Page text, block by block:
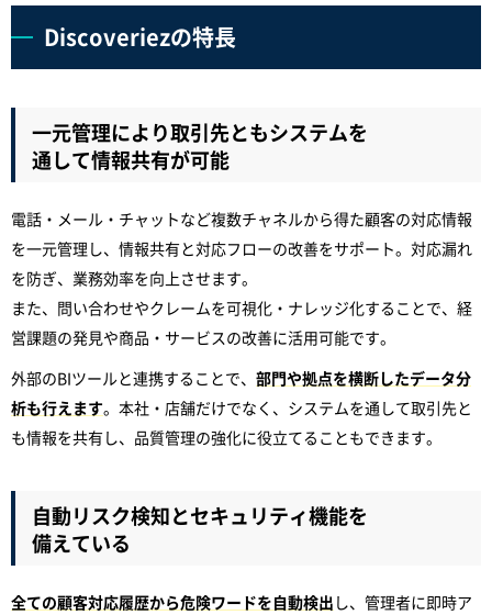
Discoveriezの特長
一元管理により取引先ともシステムを
通して情報共有が可能
電話・メール・チャットなど複数チャネルから得た顧客の対応情報
を一元管理し、情報共有と対応フローの改善をサポート。対応漏れ
を防ぎ、業務効率を向上させます。
また、問い合わせやクレームを可視化・ナレッジ化することで、経
営課題の発見や商品・サービスの改善に活用可能です。
外部のBIツールと連携することで、 部門や拠点を横断したデータ分
析も行えます。本社・店舗だけでなく、システムを通して取引先と
も情報を共有し、品質管理の強化に役立てることもできます。
自動リスク検知とセキュリティ機能を
備えている
全ての顧客対応履歴から危険ワードを自動検出 し、管理者に即時ア